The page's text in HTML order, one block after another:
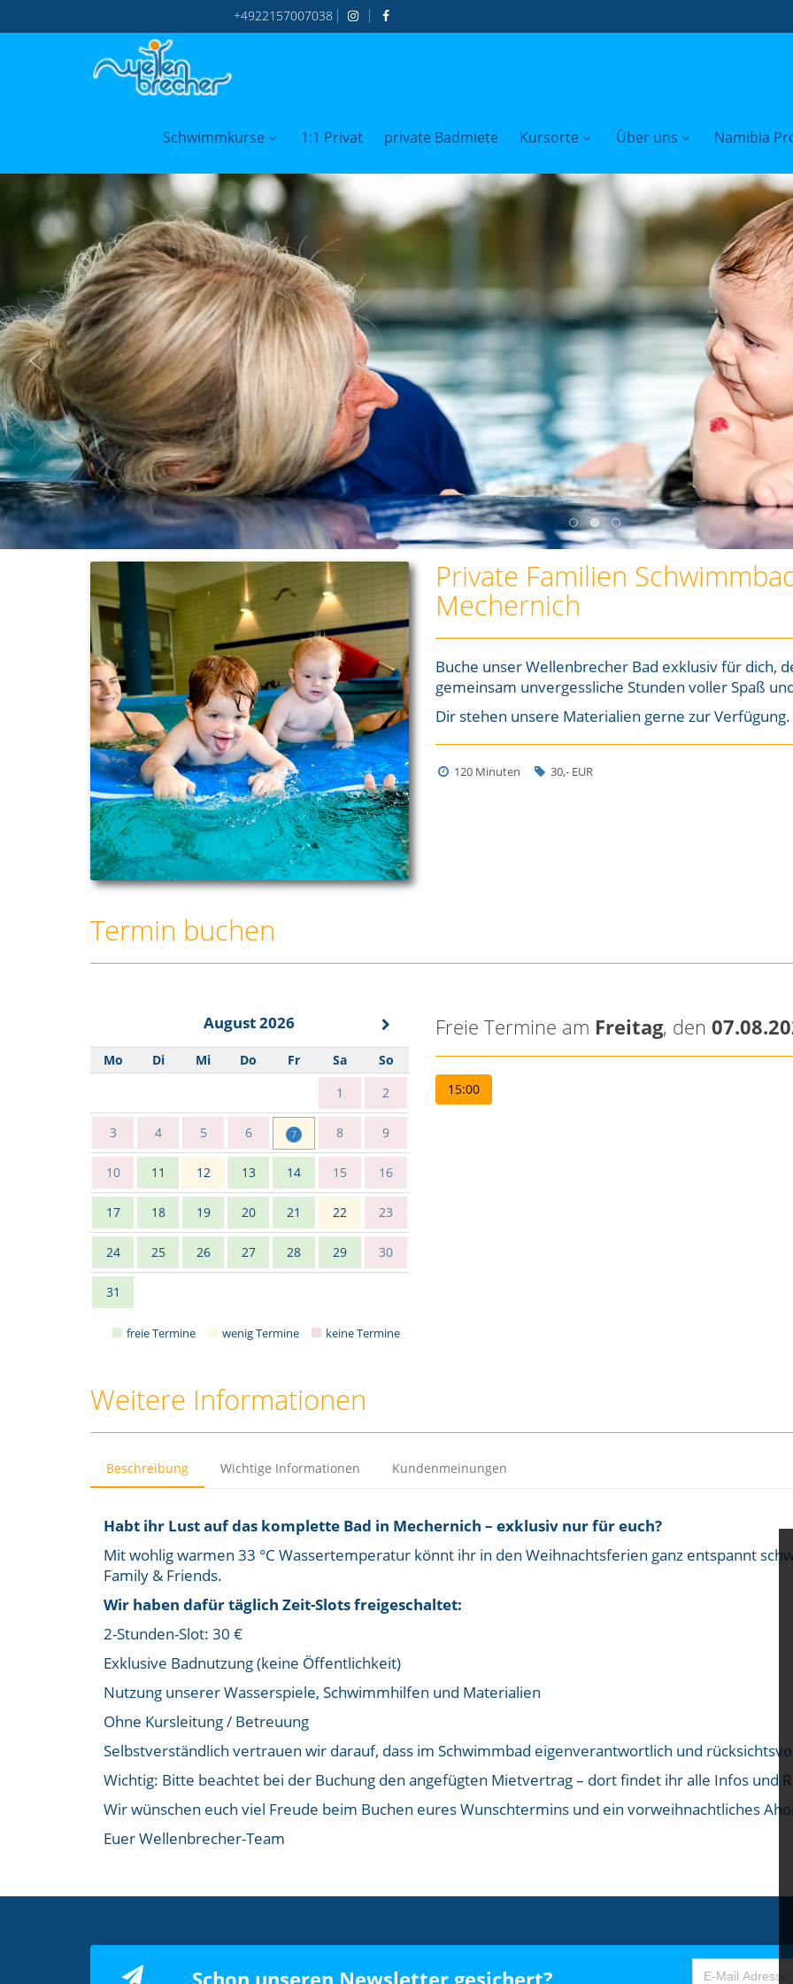
+4922157007038
Schwimmkurse 1:1 Privat private Badmiete Kursorte Über uns Namibia
Private Familien
Mechernich
Buche unser Wellenbrecher Bad exklusiv für dich,
gemeinsam unvergessliche Stunden voller Spaß
Dir stehen unsere Materialien gerne zur Verfügung.
120 Minuten 30,- EUR
Termin buchen
August 2026
Mo Di Mi Do Fr Sa
So
1
2
3 4 5 6 7 8 9
10 11 12 13 14 15 16
17 18 19 20 21 22 23
24 25 26 27 28 29 30
31
freie Termine wenig Termine keine Termine
Freie Termine am Freitag, den
15:00
Weitere Informationen
Beschreibung Wichtige Informationen Kundenmeinungen
Habt ihr Lust auf das komplette Bad in Mechernich – exklusiv nur für euch?
Mit wohlig warmen 33 °C Wassertemperatur könnt ihr in den Weihnachtsferien ganz entspannt
Family & Friends.
Wir haben dafür täglich Zeit-Slots freigeschaltet:
2-Stunden-Slot: 30 €
Exklusive Badnutzung (keine Öffentlichkeit)
Nutzung unserer Wasserspiele, Schwimmhilfen und Materialien
Ohne Kursleitung / Betreuung
Selbstverständlich vertrauen wir darauf, dass im Schwimmbad eigenverantwortlich und
Wichtig: Bitte beachtet bei der Buchung den angefügten Mietvertrag – dort findet ihr alle Infos und
Wir wünschen euch viel Freude beim Buchen eures Wunschtermins und ein vorweihnachtliches
Euer Wellenbrecher-Team